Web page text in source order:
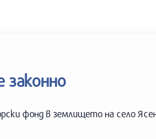
законно
фонд в землището на село